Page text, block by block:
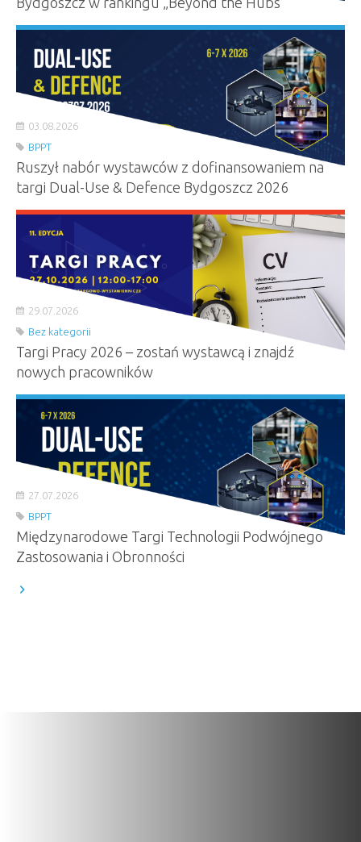
03.08.2026
BPPT
Ruszył nabór wystawców z dofinansowaniem na
targi Dual-Use & Defence Bydgoszcz 2026
29.07.2026
Bez kategorii
Targi Pracy 2026 – zostań wystawcą i znajdź
nowych pracowników
27.07.2026
BPPT
Międzynarodowe Targi Technologii Podwójnego
Zastosowania i Obronności